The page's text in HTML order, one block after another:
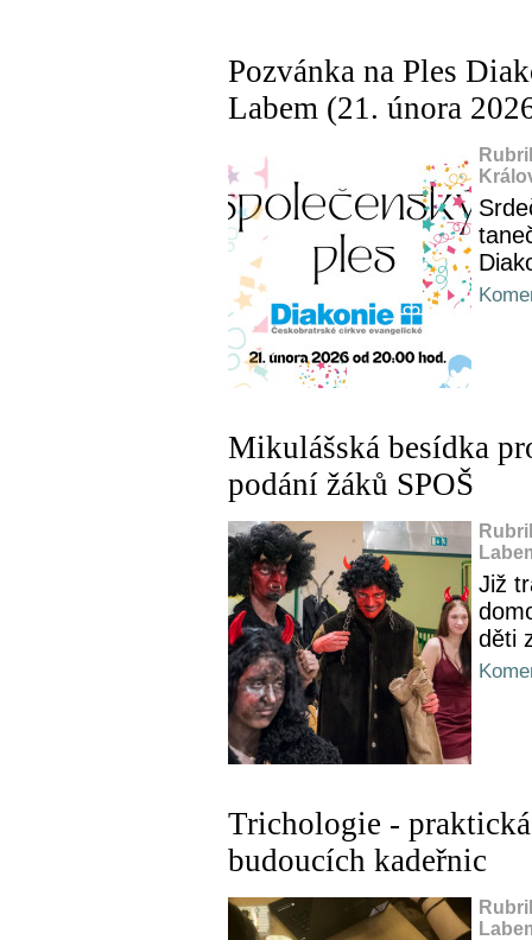
Pozvánka na Ples
Labem (21. února
Mikulášská besídka
podání žáků SPOŠ
Již
děti
Trichologie -
budoucích kadeřnic